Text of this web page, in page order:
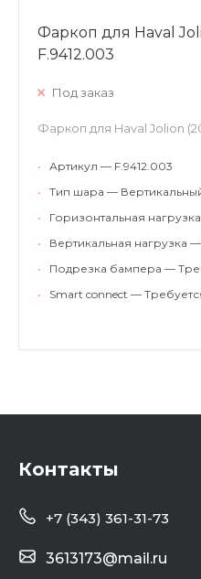
Фаркоп для Haval
F.9412.003
Под заказ
Фаркоп для Haval Jolion
•
Артикул — F.9412.003
•
Тип шара —
•
Горизонтальная
•
Вертикальная нагрузка —
•
Подрезка бампера —
•
Smart connect —
Контакты
+7 (343) 361-31-73
3613173@mail.ru